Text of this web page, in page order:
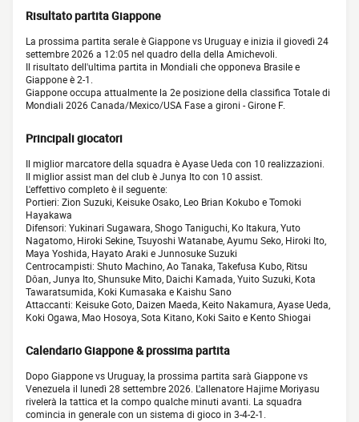
Risultato partita Giappone
La prossima partita serale è Giappone vs Uruguay e inizia il giovedì 24
settembre 2026 a 12:05 nel quadro della della Amichevoli.
Il risultato dell'ultima partita in Mondiali che opponeva Brasile e
Giappone è 2-1.
Giappone occupa attualmente la 2e posizione della classifica Totale di
Mondiali 2026 Canada/Mexico/USA Fase a gironi - Girone F.
Principali giocatori
Il miglior marcatore della squadra è Ayase Ueda con 10 realizzazioni.
Il miglior assist man del club è Junya Ito con 10 assist.
L'effettivo completo è il seguente:
Portieri: Zion Suzuki, Keisuke Osako, Leo Brian Kokubo e Tomoki
Hayakawa
Difensori: Yukinari Sugawara, Shogo Taniguchi, Ko Itakura, Yuto
Nagatomo, Hiroki Sekine, Tsuyoshi Watanabe, Ayumu Seko, Hiroki Ito,
Maya Yoshida, Hayato Araki e Junnosuke Suzuki
Centrocampisti: Shuto Machino, Ao Tanaka, Takefusa Kubo, Ritsu
Dōan, Junya Ito, Shunsuke Mito, Daichi Kamada, Yuito Suzuki, Kota
Tawaratsumida, Koki Kumasaka e Kaishu Sano
Attaccanti: Keisuke Goto, Daizen Maeda, Keito Nakamura, Ayase Ueda,
Koki Ogawa, Mao Hosoya, Sota Kitano, Koki Saito e Kento Shiogai
Calendario Giappone & prossima partita
Dopo Giappone vs Uruguay, la prossima partita sarà Giappone vs
Venezuela il lunedì 28 settembre 2026. L'allenatore Hajime Moriyasu
rivelerà la tattica et la compo qualche minuti avanti. La squadra
comincia in generale con un sistema di gioco in 3-4-2-1.